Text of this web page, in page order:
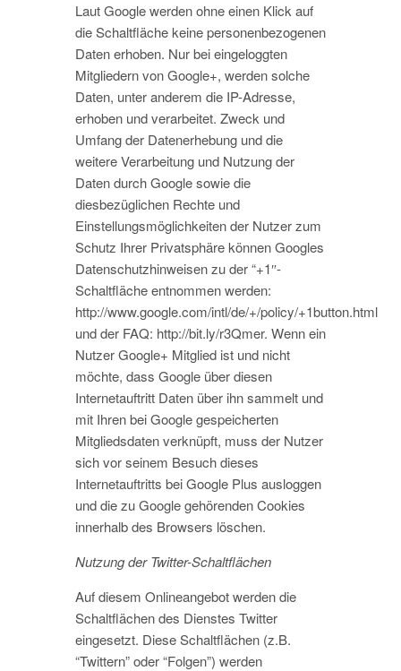
Laut Google werden ohne einen Klick auf
die Schaltfläche keine personenbezogenen
Daten erhoben. Nur bei eingeloggten
Mitgliedern von Google+, werden solche
Daten, unter anderem die IP-Adresse,
erhoben und verarbeitet. Zweck und
Umfang der Datenerhebung und die
weitere Verarbeitung und Nutzung der
Daten durch Google sowie die
diesbezüglichen Rechte und
Einstellungsmöglichkeiten der Nutzer zum
Schutz Ihrer Privatsphäre können Googles
Datenschutzhinweisen zu der “+1″-
Schaltfläche entnommen werden:
http://www.google.com/intl/de/+/policy/+1button.html
und der FAQ: http://bit.ly/r3Qmer. Wenn ein
Nutzer Google+ Mitglied ist und nicht
möchte, dass Google über diesen
Internetauftritt Daten über ihn sammelt und
mit Ihren bei Google gespeicherten
Mitgliedsdaten verknüpft, muss der Nutzer
sich vor seinem Besuch dieses
Internetauftritts bei Google Plus ausloggen
und die zu Google gehörenden Cookies
innerhalb des Browsers löschen.
Nutzung der Twitter-Schaltflächen
Auf diesem Onlineangebot werden die
Schaltflächen des Dienstes Twitter
eingesetzt. Diese Schaltflächen (z.B.
“Twittern” oder “Folgen”) werden